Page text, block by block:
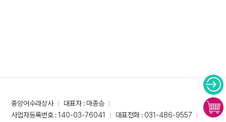
중앙어수라상사
대표자 : 마종승
사업자등록번호 : 140-03-76041
대표전화 : 031-486-9557